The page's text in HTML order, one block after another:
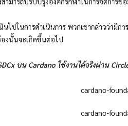
นินไปในการดำเนินการ พวกเขากล่าวว่ามี
องนั้นจะเกิดขึ้นต่อไป
บน Cardano ใช้งานได้จริงผ่าน